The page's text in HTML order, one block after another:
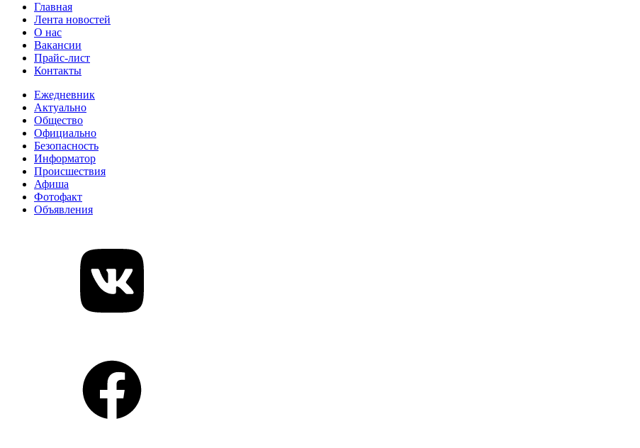
Главная
Лента новостей
О нас
Вакансии
Прайс-лист
Контакты
Ежедневник
Актуально
Общество
Официально
Безопасность
Информатор
Происшествия
Афиша
Фотофакт
Объявления